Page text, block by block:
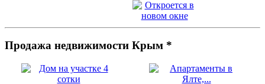
Продажа недвижимости Крым *